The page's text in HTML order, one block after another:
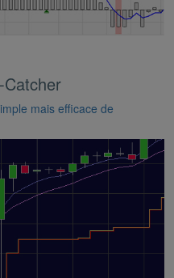
Catcher
mais efficace de